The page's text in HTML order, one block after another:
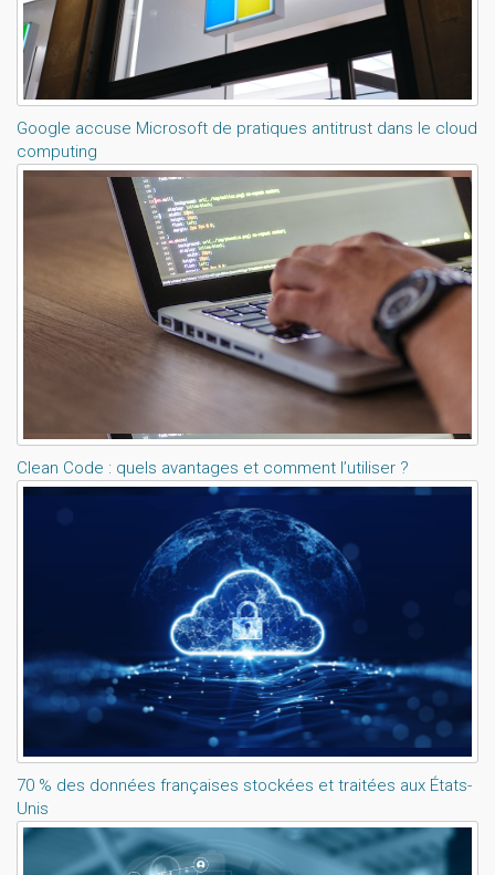
Google accuse Microsoft de pratiques antitrust dans le cloud
computing
Clean Code : quels avantages et comment l’utiliser ?
70 % des données françaises stockées et traitées aux États-
Unis